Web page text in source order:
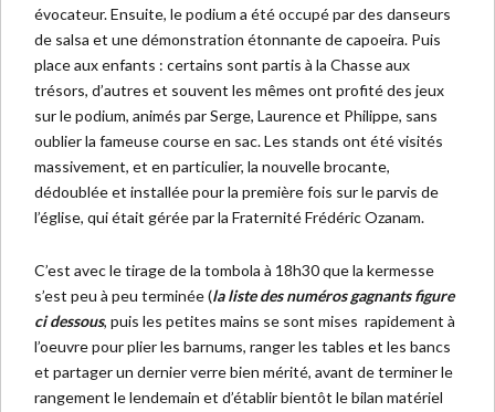
évocateur. Ensuite, le podium a été occupé par des danseurs
de salsa et une démonstration étonnante de capoeira. Puis
place aux enfants : certains sont partis à la Chasse aux
trésors, d’autres et souvent les mêmes ont profité des jeux
sur le podium, animés par Serge, Laurence et Philippe, sans
oublier la fameuse course en sac. Les stands ont été visités
massivement, et en particulier, la nouvelle brocante,
dédoublée et installée pour la première fois sur le parvis de
l’église, qui était gérée par la Fraternité Frédéric Ozanam.
C’est avec le tirage de la tombola à 18h30 que la kermesse
s’est peu à peu terminée (la liste des numéros gagnants figure
ci dessous, puis les petites mains se sont mises rapidement à
l’oeuvre pour plier les barnums, ranger les tables et les bancs
et partager un dernier verre bien mérité, avant de terminer le
rangement le lendemain et d’établir bientôt le bilan matériel